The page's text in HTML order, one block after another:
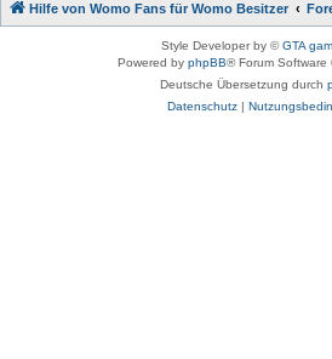
Hilfe von Womo Fans für Womo Besitzer
Style Developer by ©GTA
Powered by phpBB® Forum Software
Deutsche Übersetzung durch
Datenschutz|